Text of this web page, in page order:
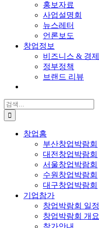
홍보자료
사업설명회
뉴스레터
언론보도
창업정보
비즈니스 & 경제
정부정책
브랜드 리뷰
검
색:
창업홈
부산창업박람회
대전창업박람회
서울창업박람회
수원창업박람회
대구창업박람회
기업참가
창업박람회 일정
창업박람회 개요
참가안내